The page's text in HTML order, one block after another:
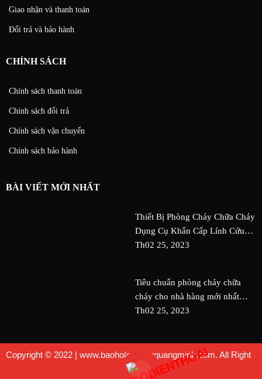
Giao nhận và thanh toán
Đổi trả và bảo hành
CHÍNH SÁCH
Chính sách thanh toán
Chính sách đổi trả
Chính sách vận chuyển
Chính sách bảo hành
BÀI VIẾT MỚI NHẤT
Thiết Bị Phòng Cháy Chữa Cháy
Dụng Cụ Khẩn Cấp Lính Cứu
Hỏa An Toàn Nguy Cơ Tai Nạn
Th02 25, 2023
Tiêu chuẩn phòng cháy chữa
cháy cho nhà hàng mới nhất
QDC Design & Build
Th02 25, 2023
Copyright © 2022 | www.baoholaodongquangminh.com. All Right